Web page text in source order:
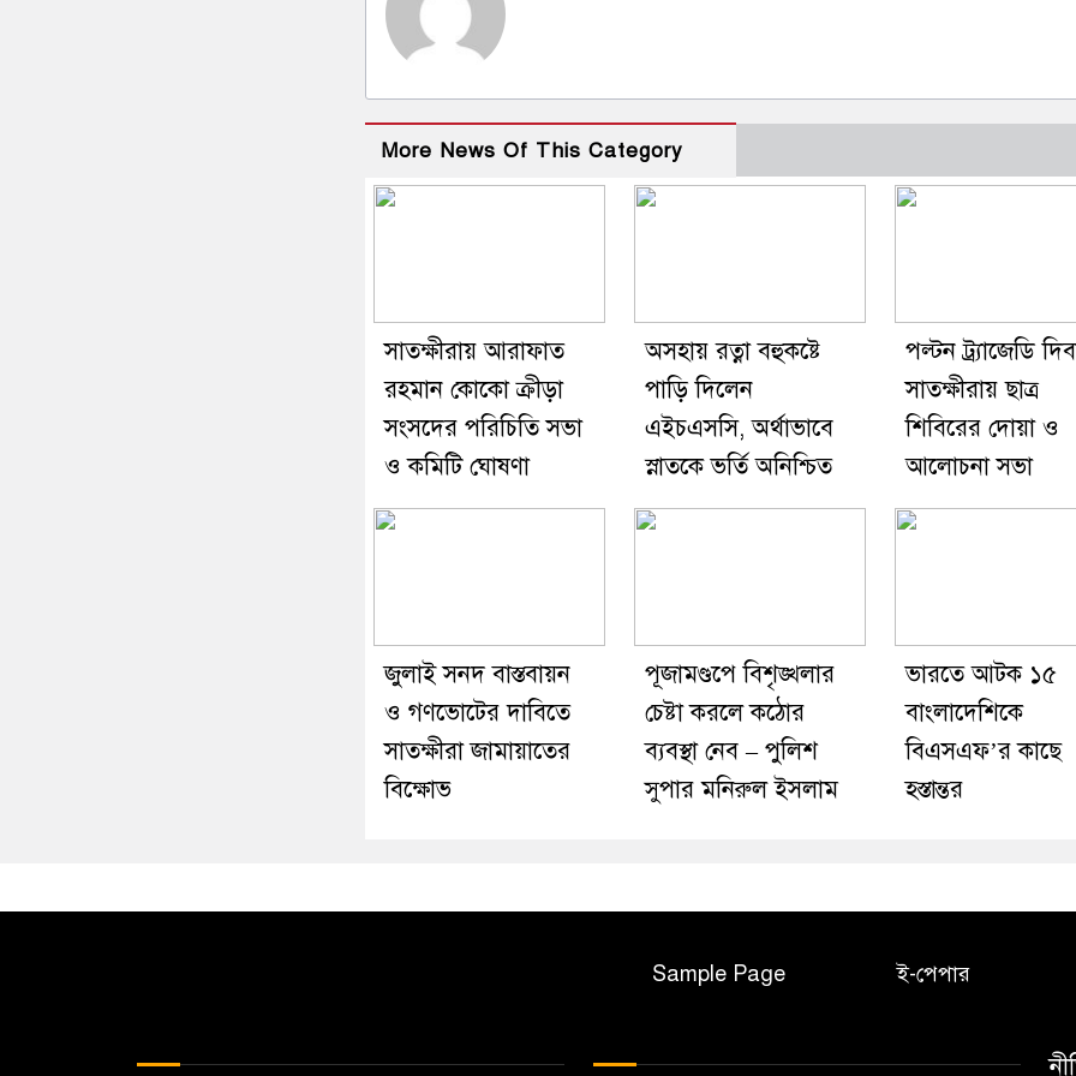
More News Of This Category
সাতক্ষীরায় আরাফাত
রহমান কোকো ক্রীড়া
সংসদের পরিচিতি সভা
ও কমিটি ঘোষণা
অসহায় রত্না বহুকষ্টে
পাড়ি দিলেন
এইচএসসি, অর্থাভাবে
স্নাতকে ভর্তি অনিশ্চিত
পল্টন ট্র্যাজেডি
সাতক্ষীরায় ছাত্র
শিবিরের দোয়া ও
আলোচনা সভা
জুলাই সনদ বাস্তবায়ন
ও গণভোটের দাবিতে
সাতক্ষীরা জামায়াতের
বিক্ষোভ
পূজামণ্ডপে বিশৃঙ্খলার
চেষ্টা করলে কঠোর
ব্যবস্থা নেব – পুলিশ
সুপার মনিরুল ইসলাম
ভারতে আটক ১৫
বাংলাদেশিকে
বিএসএফ’র কাছে
হস্তান্তর
Sample Page ই-পেপার